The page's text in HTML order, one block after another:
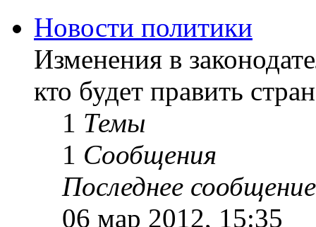
Новости политики
Изменения в
кто будет править
1 Темы
1 Сообщения
Последнее сообщение
06 мар 2012, 15:35